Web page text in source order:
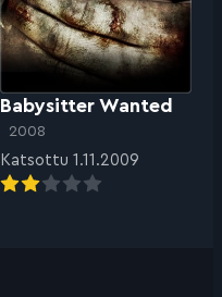
Babysitter Wanted
2008
Katsottu 1.11.2009